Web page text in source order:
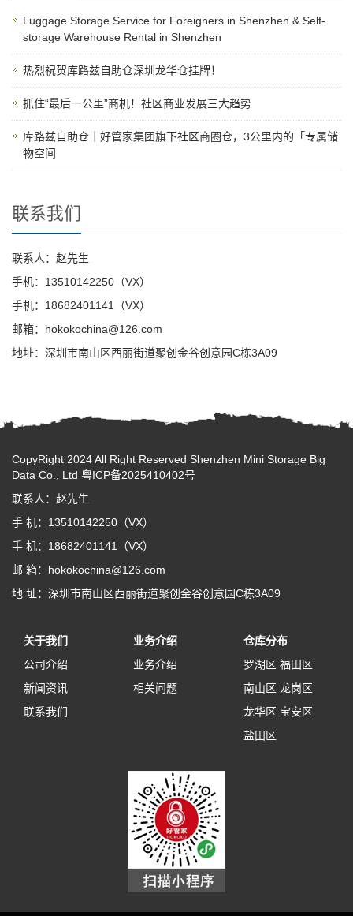
Luggage Storage Service for Foreigners in Shenzhen & Self-
storage Warehouse Rental in Shenzhen
热烈祝贺库路兹自助仓深圳龙华仓挂牌！
抓住“最后一公里”商机！社区商业发展三大趋势
库路兹自助仓｜好管家集团旗下社区商圈仓，3公里内的「专属储
物空间
联系我们
联系人：赵先生
手机：13510142250（VX）
手机：18682401141（VX）
邮箱：hokokochina@126.com
地址：深圳市南山区西丽街道聚创金谷创意园C栋3A09
CopyRight 2024 All Right Reserved Shenzhen Mini Storage Big
Data Co., Ltd 粤ICP备2025410402号
联系人：赵先生
手 机：13510142250（VX）
手 机：18682401141（VX）
邮 箱：hokokochina@126.com
地 址：深圳市南山区西丽街道聚创金谷创意园C栋3A09
关于我们
公司介绍
新闻资讯
联系我们
业务介绍
业务介绍
相关问题
仓库分布
罗湖区 福田区
南山区 龙岗区
龙华区 宝安区
盐田区